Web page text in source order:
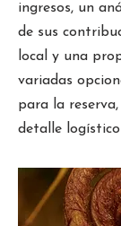
ingresos, un
de sus
local y una
variadas
para la
detalle